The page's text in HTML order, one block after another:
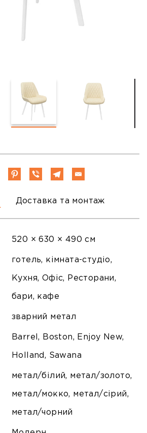
Доставка та монтаж
520 × 630 × 490 см
готель, кімната-студіо,
Кухня, Офіс, Ресторани,
бари, кафе
зварний метал
Barrel, Boston, Enjoy New,
Holland, Sawana
метал/білий, метал/золото,
метал/мокко, метал/сірий,
метал/чорний